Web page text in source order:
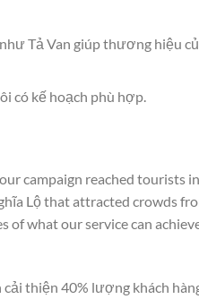
Tả Van giúp thương hiệu
có kế hoạch phù hợp.
campaign reached tourists in
Lộ that attracted crowds
of what our service can
thiện 40% lượng khách